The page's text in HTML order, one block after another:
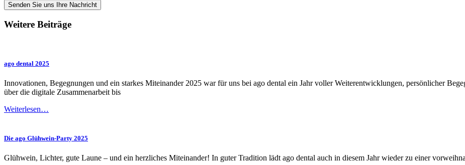
Senden Sie uns Ihre Nachricht
Weitere Beiträge
ago dental 2025
Innovationen, Begegnungen und ein starkes Miteinander 2025 war für uns bei ago dental ein Jahr voller Weiterentwicklungen, persönlicher
über die digitale Zusammenarbeit bis
Weiterlesen…
Die ago Glühwein-Party 2025
Glühwein, Lichter, gute Laune – und ein herzliches Miteinander! In guter Tradition lädt ago dental auch in diesem Jahr wieder zu einer